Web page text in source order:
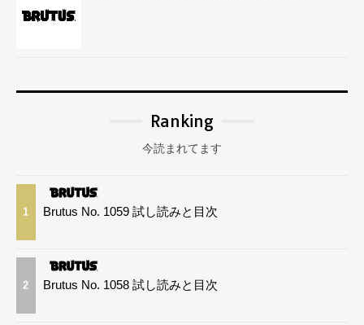
Ranking
今読まれてます
1 Brutus No. 1059 試し読みと目次
2 Brutus No. 1058 試し読みと目次